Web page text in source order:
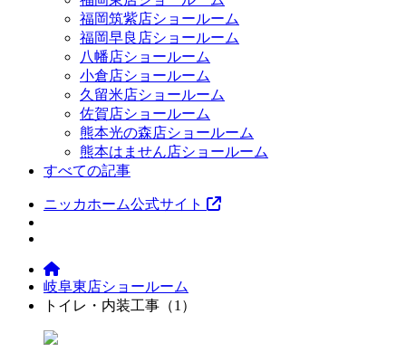
福岡筑紫店ショールーム
福岡早良店ショールーム
八幡店ショールーム
小倉店ショールーム
久留米店ショールーム
佐賀店ショールーム
熊本光の森店ショールーム
熊本はません店ショールーム
すべての記事
ニッカホーム公式サイト
岐阜東店ショールーム
トイレ・内装工事（1）